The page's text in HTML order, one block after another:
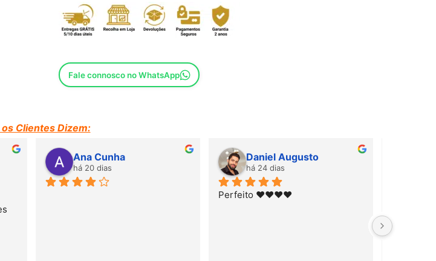
Fale connosco no WhatsApp
os Clientes Dizem:
Ana Cunha
há 20 dias
Daniel Augusto
há 24 dias
Perfeito ♥️♥️♥️♥️